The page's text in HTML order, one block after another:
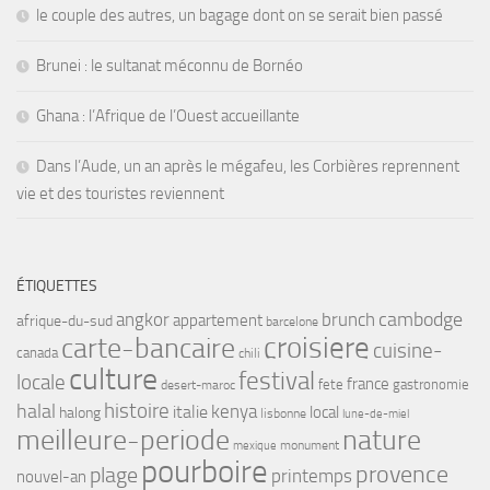
le couple des autres, un bagage dont on se serait bien passé
Brunei : le sultanat méconnu de Bornéo
Ghana : l’Afrique de l’Ouest accueillante
Dans l’Aude, un an après le mégafeu, les Corbières reprennent
vie et des touristes reviennent
ÉTIQUETTES
afrique-du-sudangkorappartement barcelone brunch cambodge
canada carte-bancaire chili croisiere cuisine-
locale culture desert-maroc festival fete france gastronomie
halal halong histoire italie kenya lisbonne local lune-de-miel
meilleure-periode mexique monument nature
nouvel-an plage pourboire printemps provence